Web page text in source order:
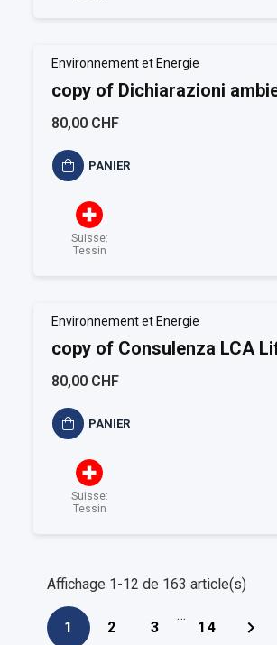
Environnement et Energie
copy of Dichiarazioni
prodotto ISO...
80,00 CHF
PANIER
Suisse:
Tessin
Environnement et Energie
copy of Consulenza LCA
Assessment
80,00 CHF
PANIER
Suisse:
Tessin
Affichage 1-12 de 163 article(s)
1 2 3
…
14 